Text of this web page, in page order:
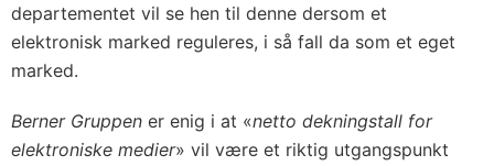
departementet vil se hen til denne dersom et
elektronisk marked reguleres, i så fall da som et eget
marked.
Berner Gruppen er enig i at «netto dekningstall for
elektroniske medier» vil være et riktig utgangspunkt